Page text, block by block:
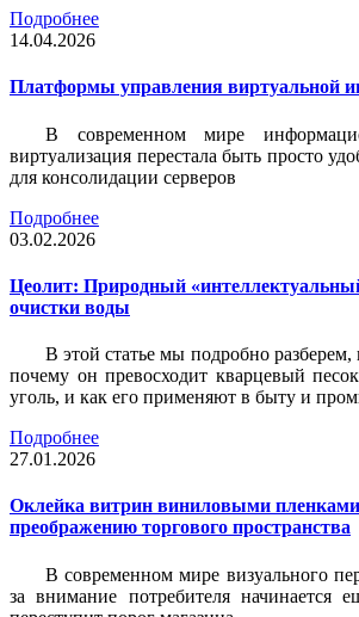
Подробнее
14.04.2026
Платформы управления виртуальной
В современном мире
виртуализация перестала быть просто
для консолидации серверов
Подробнее
03.02.2026
Цеолит: Природный
очистки воды
В этой статье мы подробно разберем,
почему он превосходит кварцевый
уголь, и как его применяют в быту и
Подробнее
27.01.2026
Оклейка витрин виниловыми
преображению торгового пространства
В современном мире визуального
за внимание потребителя начинается